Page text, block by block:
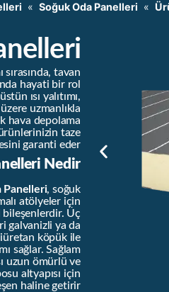
»
Soğuk Oda Panelleri
»
tavan
hayati bir rol
ısı yalıtımı,
uzmanlıkla
hava depolama
taze
garanti eder.
Nedir?
Panelleri, soğuk
atölyeler için
Üç
galvanizli ya da
köpük ile
sağlar. Sağlam
uzun ömürlü ve
altyapısı için
haline getirir.